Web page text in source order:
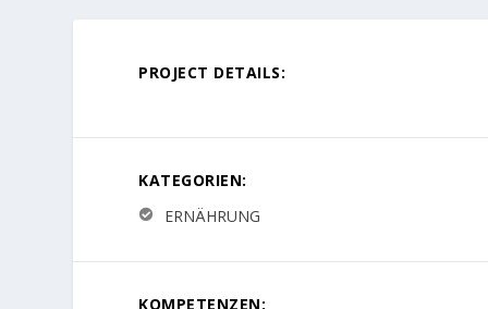
PROJECT DETAILS:
KATEGORIEN:
ERNÄHRUNG
KOMPETENZEN: